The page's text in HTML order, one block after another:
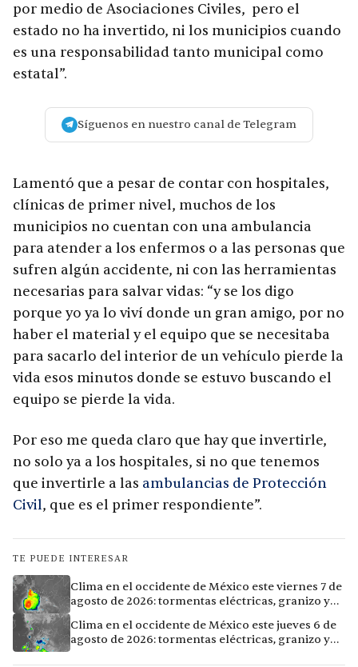
por medio de Asociaciones Civiles, pero el
estado no ha invertido, ni los municipios cuando
es una responsabilidad tanto municipal como
estatal”.
Síguenos en nuestro canal de Telegram
Lamentó que a pesar de contar con hospitales,
clínicas de primer nivel, muchos de los
municipios no cuentan con una ambulancia
para atender a los enfermos o a las personas que
sufren algún accidente, ni con las herramientas
necesarias para salvar vidas: “y se los digo
porque yo ya lo viví donde un gran amigo, por no
haber el material y el equipo que se necesitaba
para sacarlo del interior de un vehículo pierde la
vida esos minutos donde se estuvo buscando el
equipo se pierde la vida.
Por eso me queda claro que hay que invertirle,
no solo ya a los hospitales, si no que tenemos
que invertirle a las ambulancias de Protección
Civil, que es el primer respondiente”.
TE PUEDE INTERESAR
Clima en el occidente de México este viernes 7 de
agosto de 2026: tormentas eléctricas, granizo y
Clima en el occidente de México este jueves 6 de
agosto de 2026: tormentas eléctricas, granizo y